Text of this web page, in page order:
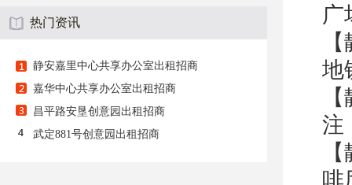
热门资讯
静安嘉里中心共享办公室出租招商
嘉华中心共享办公室出租招商
昌平路安垦创意园出租招商
武定881号创意园出租招商
广
地
注
啡